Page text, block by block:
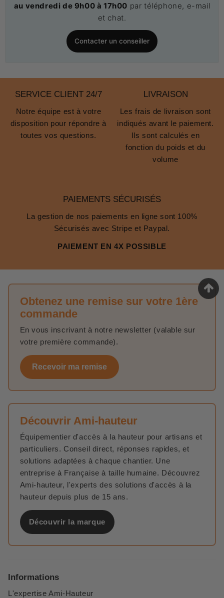
au vendredi de 9h00 à 17h00 par téléphone, e-mail
et chat.
Contacter un conseiller
SERVICE CLIENT 24/7
Notre équipe est à votre
disposition pour répondre à
toutes vos questions.
LIVRAISON
Les frais de livraison sont
indiqués avant le paiement.
Ils sont calculés en
fonction du poids et du
volume
PAIEMENTS SÉCURISÉS
La gestion de nos paiements en ligne sont 100%
Sécurisés avec Stripe et Paypal.
PAIEMENT EN 4X POSSIBLE
Obtenez une remise sur votre 1ère
commande
En vous inscrivant à notre newsletter (valable sur
votre première commande).
Recevoir ma remise
Découvrir Ami-hauteur
Équipementier d'accès à la hauteur pour artisans et
particuliers. Conseil direct, réponses rapides, et
solutions adaptées à chaque chantier. Une
entreprise à Française à taille humaine. Découvrez
Ami-hauteur, l'experts des solutions d'accès à la
hauteur depuis plus de 15 ans.
Découvrir la marque
Informations
L'expertise Ami-Hauteur